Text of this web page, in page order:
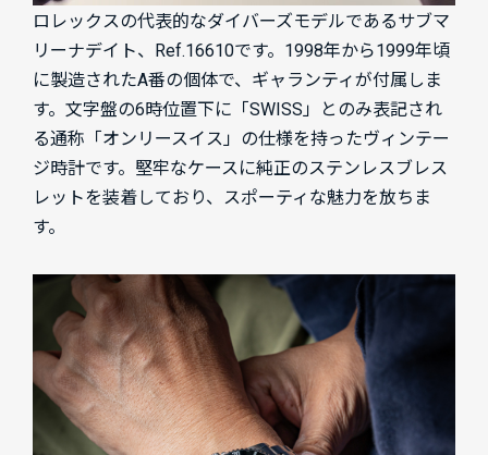
ロレックスの代表的なダイバーズモデルであるサブマ
リーナデイト、Ref.16610です。1998年から1999年頃
に製造されたA番の個体で、ギャランティが付属しま
す。文字盤の6時位置下に「SWISS」とのみ表記され
る通称「オンリースイス」の仕様を持ったヴィンテー
ジ時計です。堅牢なケースに純正のステンレスブレス
レットを装着しており、スポーティな魅力を放ちま
す。